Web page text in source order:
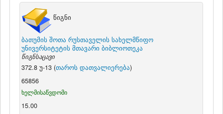
წიგნი
ბათუმის შოთა რუსთაველის სახელმწიფო
უნივერსიტეტის მთავარი ბიბლიოთეკა
წიგნსაცავი
372.8 უ-13 (თაროს დათვალიერება)
65856
ხელმისაწვდომი
15.00